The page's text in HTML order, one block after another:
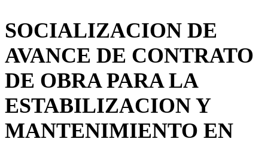
SOCIALIZACION DE
AVANCE DE CONTRATO
DE OBRA PARA LA
ESTABILIZACION Y
MANTENIMIENTO EN